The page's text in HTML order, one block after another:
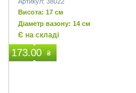
Висота: 17 см
Діаметр вазону: 14 см
Є на складі
173.00 ₴